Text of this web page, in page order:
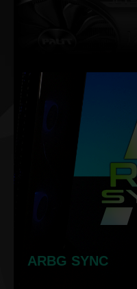
ARBG SYNC